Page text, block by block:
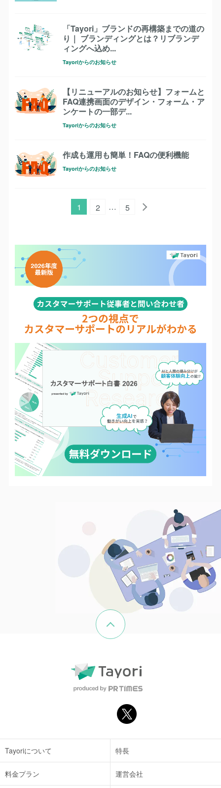
「Tayori」ブランドの再構築までの道の
り｜ ブランディングとは？リブランデ
ィングへ込め...
Tayoriからのお知らせ
【リニューアルのお知らせ】フォームと
FAQ連携画面のデザイン・フォーム・ア
ンケートの一部デ...
Tayoriからのお知らせ
作成も運用も簡単！FAQの便利機能
Tayoriからのお知らせ
1 2 … 5
Tayoriについて 特長
料金プラン 運営会社